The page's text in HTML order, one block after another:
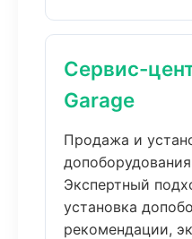
Сервис-
Garage
Продажа и
Экспертный
установка
рекомендации,